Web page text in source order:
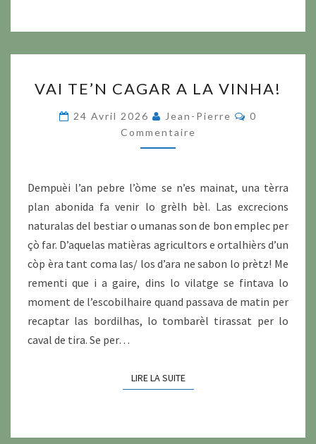
TE’N
CAGAR
A
LA
VAI TE’N CAGAR A LA VINHA!
24 Avril 2026 Jean-Pierre
0
Commentaire
Dempuèi l’an pebre l’òme se n’es mainat, una tèrra
plan abonida fa venir lo grèlh bèl. Las excrecions
naturalas del bestiar o umanas son de bon emplec per
çò far. D’aquelas matièras agricultors e ortalhièrs d’un
còp èra tant coma las/ los d’ara ne sabon lo prètz! Me
rementi que i a gaire, dins lo vilatge se fintava lo
moment de l’escobilhaire quand passava de matin per
recaptar las bordilhas, lo tombarèl tirassat per lo
caval de tira. Se per…
LIRE LA SUITELIRE LA SUITE